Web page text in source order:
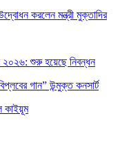
করলেন মন্ত্রী মুক্তাদির
২০২৬: শুরু হয়েছে নিবন্ধন
গান” উন্মুক্ত কনসার্ট
কাইয়ূম